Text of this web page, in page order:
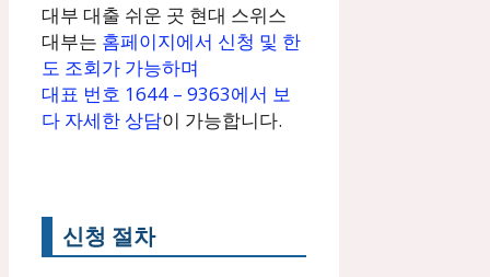
대부 대출 쉬운 곳 현대 스위스
대부는 홈페이지에서 신청 및 한
도 조회가 가능하며
대표 번호 1644 – 9363에서 보
다 자세한 상담이 가능합니다.
신청 절차